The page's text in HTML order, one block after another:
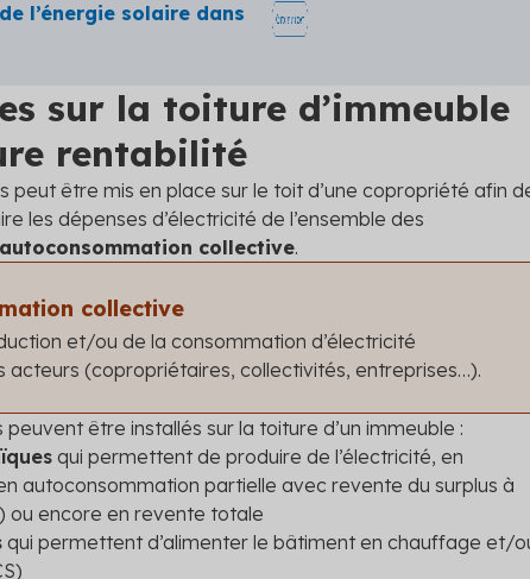
l’énergie solaire dans
sur la toiture d’immeuble
rentabilité
peut être mis en place sur le toit d’une copropriété afin
les dépenses d’électricité de l’ensemble des
collective.
collective
et/ou de la consommation d’électricité
acteurs (copropriétaires, collectivités, entreprises…).
être installés sur la toiture d’un immeuble :
qui permettent de produire de l’électricité, en
autoconsommation partielle avec revente du surplus à
ou encore en revente totale
qui permettent d’alimenter le bâtiment en chauffage et/